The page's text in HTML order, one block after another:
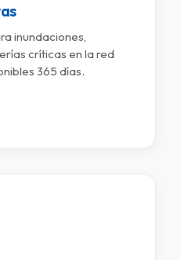
inundaciones,
críticas en la red
365 días.